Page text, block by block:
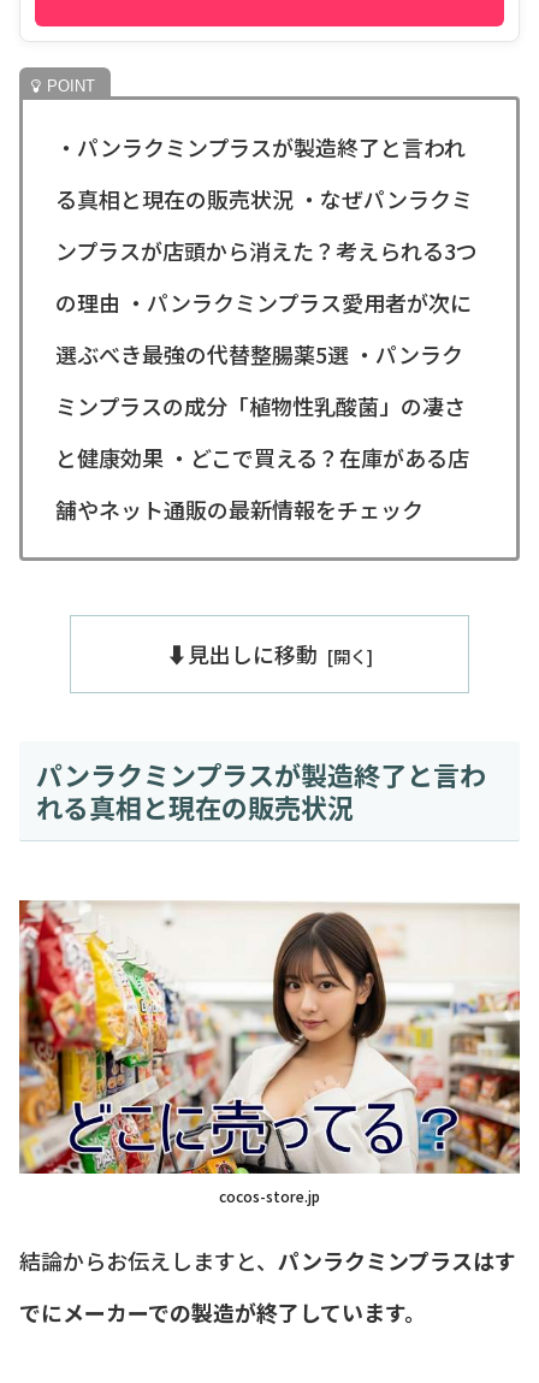
・パンラクミンプラスが製造終了と言われ
る真相と現在の販売状況 ・なぜパンラクミ
ンプラスが店頭から消えた？考えられる3つ
の理由 ・パンラクミンプラス愛用者が次に
選ぶべき最強の代替整腸薬5選 ・パンラク
ミンプラスの成分「植物性乳酸菌」の凄さ
と健康効果 ・どこで買える？在庫がある店
舗やネット通販の最新情報をチェック
⬇️見出しに移動
パンラクミンプラスが製造終了と言わ
れる真相と現在の販売状況
cocos-store.jp
結論からお伝えしますと、 パンラクミンプラスはす
でにメーカーでの製造が終了しています。